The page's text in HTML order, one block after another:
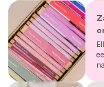
60,
na
dost
U cínií
ideálně